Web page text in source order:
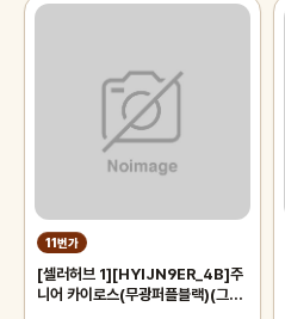
11번가
[셀러허브 1][HYIJN9ER_4B]주
니어 카이로스(무광퍼플블랙)(그린